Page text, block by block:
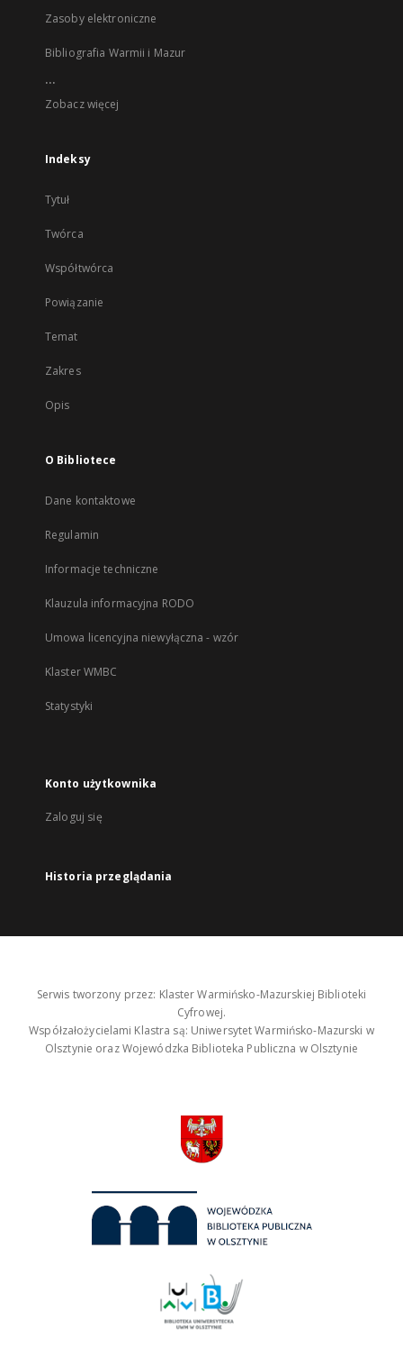
Zasoby elektroniczne
Bibliografia Warmii i Mazur
...
Zobacz więcej
Indeksy
Tytuł
Twórca
Współtwórca
Powiązanie
Temat
Zakres
Opis
O Bibliotece
Dane kontaktowe
Regulamin
Informacje techniczne
Klauzula informacyjna RODO
Umowa licencyjna niewyłączna - wzór
Klaster WMBC
Statystyki
Konto użytkownika
Zaloguj się
Historia przeglądania
Serwis tworzony przez: Klaster Warmińsko-Mazurskiej Biblioteki
Cyfrowej.
Współzałożycielami Klastra są: Uniwersytet Warmińsko-Mazurski w
Olsztynie oraz Wojewódzka Biblioteka Publiczna w Olsztynie